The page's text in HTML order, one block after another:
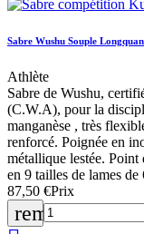
Sabre Wushu Souple
Athlète
Sabre de Wushu,
(C.W.A), pour la
manganèse , très
renforcé. Poignée en
métallique lestée. Point
en 9 tailles de lames de
87,50 €Prix
remove